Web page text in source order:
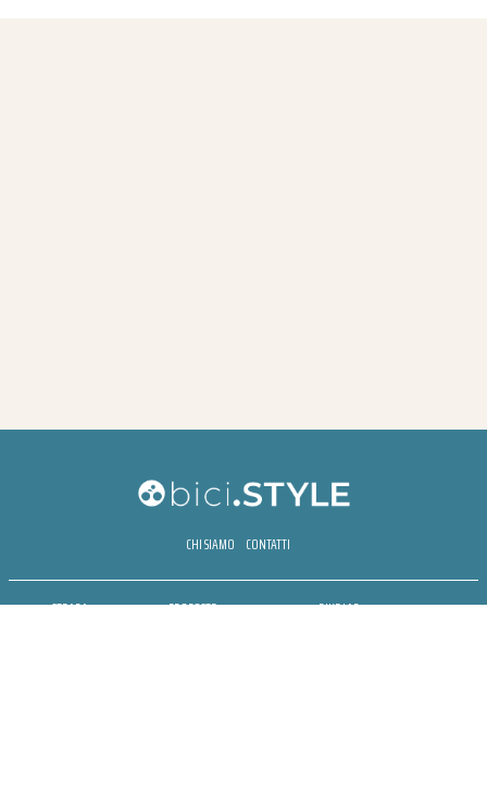
CHI SIAMO CONTATTI
STRADA
PROPOSTE
BIKE LAB